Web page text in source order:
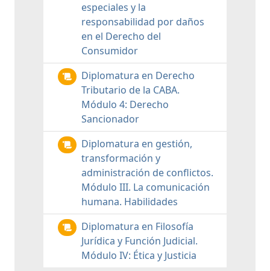
especiales y la
responsabilidad por daños
en el Derecho del
Consumidor
Diplomatura en Derecho
Tributario de la CABA.
Módulo 4: Derecho
Sancionador
Diplomatura en gestión,
transformación y
administración de conflictos.
Módulo III. La comunicación
humana. Habilidades
Diplomatura en Filosofía
Jurídica y Función Judicial.
Módulo IV: Ética y Justicia